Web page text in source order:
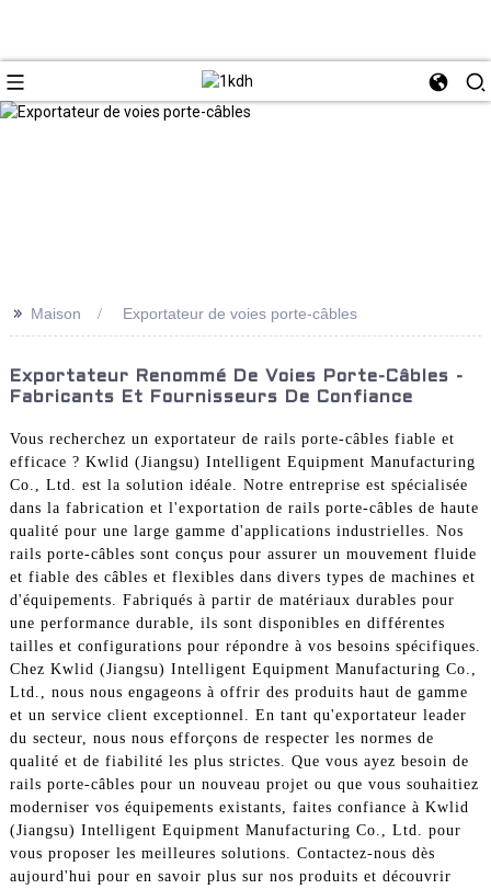
>> Maison Exportateur de voies porte-câbles
Exportateur Renommé De Voies Porte-Câbles -
Fabricants Et Fournisseurs De Confiance
Vous recherchez un exportateur de rails porte-câbles fiable et
efficace ? Kwlid (Jiangsu) Intelligent Equipment Manufacturing
Co., Ltd. est la solution idéale. Notre entreprise est spécialisée
dans la fabrication et l'exportation de rails porte-câbles de haute
qualité pour une large gamme d'applications industrielles. Nos
rails porte-câbles sont conçus pour assurer un mouvement fluide
et fiable des câbles et flexibles dans divers types de machines et
d'équipements. Fabriqués à partir de matériaux durables pour
une performance durable, ils sont disponibles en différentes
tailles et configurations pour répondre à vos besoins spécifiques.
Chez Kwlid (Jiangsu) Intelligent Equipment Manufacturing Co.,
Ltd., nous nous engageons à offrir des produits haut de gamme
et un service client exceptionnel. En tant qu'exportateur leader
du secteur, nous nous efforçons de respecter les normes de
qualité et de fiabilité les plus strictes. Que vous ayez besoin de
rails porte-câbles pour un nouveau projet ou que vous souhaitiez
moderniser vos équipements existants, faites confiance à Kwlid
(Jiangsu) Intelligent Equipment Manufacturing Co., Ltd. pour
vous proposer les meilleures solutions. Contactez-nous dès
aujourd'hui pour en savoir plus sur nos produits et découvrir